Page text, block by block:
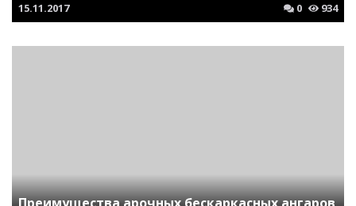
15.11.2017 0 934